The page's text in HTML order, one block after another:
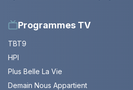
Programmes TV
TBT9
HPI
Plus Belle La Vie
Demain Nous Appartient